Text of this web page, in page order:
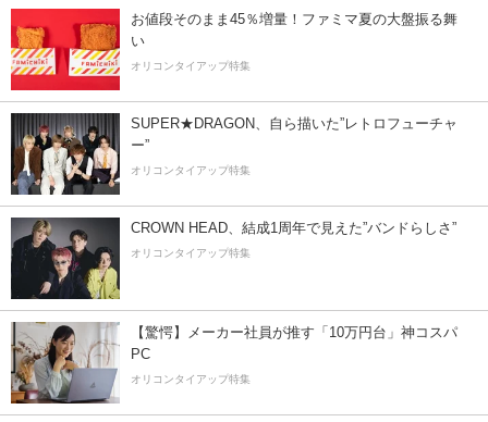
お値段そのまま45％増量！ファミマ夏の大盤振る舞
い
オリコンタイアップ特集
SUPER★DRAGON、自ら描いた”レトロフューチャ
ー”
オリコンタイアップ特集
CROWN HEAD、結成1周年で見えた”バンドらしさ”
オリコンタイアップ特集
【驚愕】メーカー社員が推す「10万円台」神コスパ
PC
オリコンタイアップ特集